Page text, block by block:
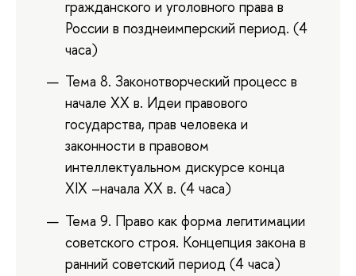
гражданского и уголовного права в
России в позднеимперский период. (4
часа)
Тема 8. Законотворческий процесс в
начале XX в. Идеи правового
государства, прав человека и
законности в правовом
интеллектуальном дискурсе конца
XIX –начала XX в. (4 часа)
Тема 9. Право как форма легитимации
советского строя. Концепция закона в
ранний советский период (4 часа)